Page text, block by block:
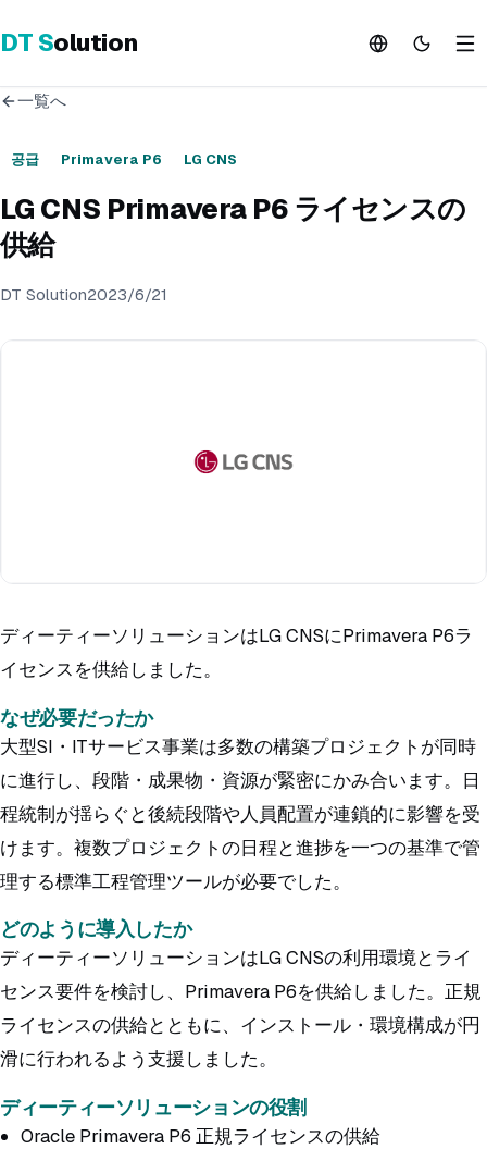
DT Solution
一覧へ
공급 Primavera P6 LG CNS
LG CNS Primavera P6 ライセンスの
供給
DT Solution2023/6/21
ディーティーソリューションはLG CNSにPrimavera P6ラ
イセンスを供給しました。
なぜ必要だったか
大型SI・ITサービス事業は多数の構築プロジェクトが同時
に進行し、段階・成果物・資源が緊密にかみ合います。日
程統制が揺らぐと後続段階や人員配置が連鎖的に影響を受
けます。複数プロジェクトの日程と進捗を一つの基準で管
理する標準工程管理ツールが必要でした。
どのように導入したか
ディーティーソリューションはLG CNSの利用環境とライ
センス要件を検討し、Primavera P6を供給しました。正規
ライセンスの供給とともに、インストール・環境構成が円
滑に行われるよう支援しました。
ディーティーソリューションの役割
Oracle Primavera P6 正規ライセンスの供給